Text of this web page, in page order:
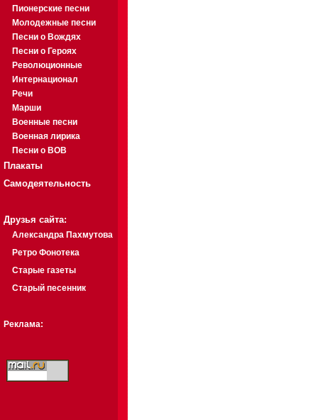
Пионерские песни
Молодежные песни
Песни о Вождях
Песни о Героях
Революционные
Интернационал
Речи
Марши
Военные песни
Военная лирика
Песни о ВОВ
Плакаты
Самодеятельность
Друзья сайта:
Александра Пахмутова
Ретро Фонотека
Старые газеты
Старый песенник
Реклама: